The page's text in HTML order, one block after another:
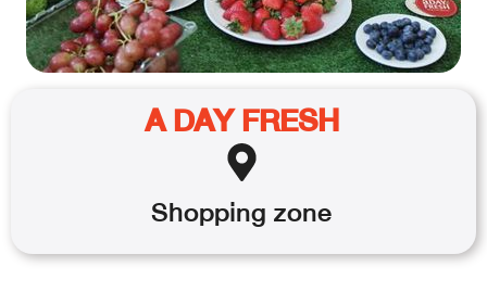
A DAY FRESH
Shoppingzone